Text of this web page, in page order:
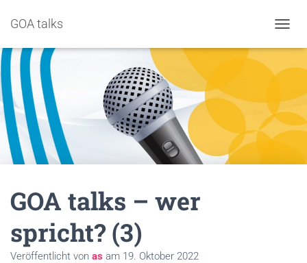
GOA talks
GOA talks – wer
spricht? (3)
Veröffentlicht von as am 19. Oktober 2022